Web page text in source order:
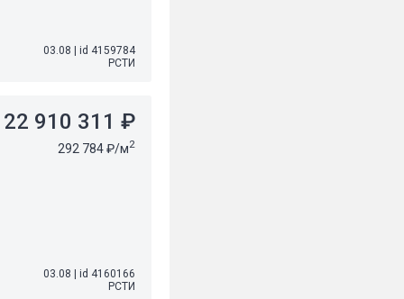
03.08 | id 4159784
РСТИ
22 910 311 ₽
292 784 ₽/м2
03.08 | id 4160166
РСТИ